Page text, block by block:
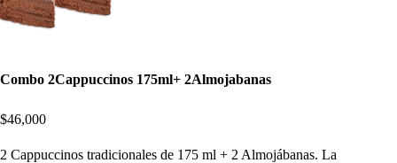
Combo 2Cappuccinos 175ml+ 2Almojabanas
$46,000
2 Cappuccinos tradicionales de 175 ml + 2 Almojábanas. La